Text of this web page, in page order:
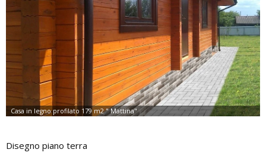
Disegno piano terra